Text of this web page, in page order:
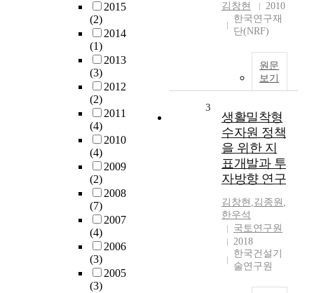
2015
(2)
2014
(1)
2013
(3)
2012
(2)
2011
(4)
2010
(4)
2009
(2)
2008
(7)
2007
(4)
2006
(3)
2005
(3)
김창현
2010
한국연구재
단(NRF)
원문
보기
3
생활밀착형
수자원 정책
을 위한 지
표개발과 투
자방향 연구
김창현 ,김종원 ,
한우석
국토연구원
2018
한국건설기
술연구원